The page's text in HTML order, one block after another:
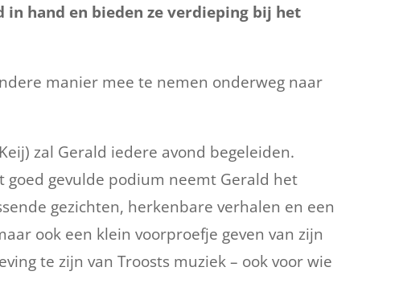
in hand en bieden ze verdieping bij het
manier mee te nemen onderweg naar
zal Gerald iedere avond begeleiden.
gevulde podium neemt Gerald het
gezichten, herkenbare verhalen en een
ook een klein voorproefje geven van zijn
te zijn van Troosts muziek – ook voor wie